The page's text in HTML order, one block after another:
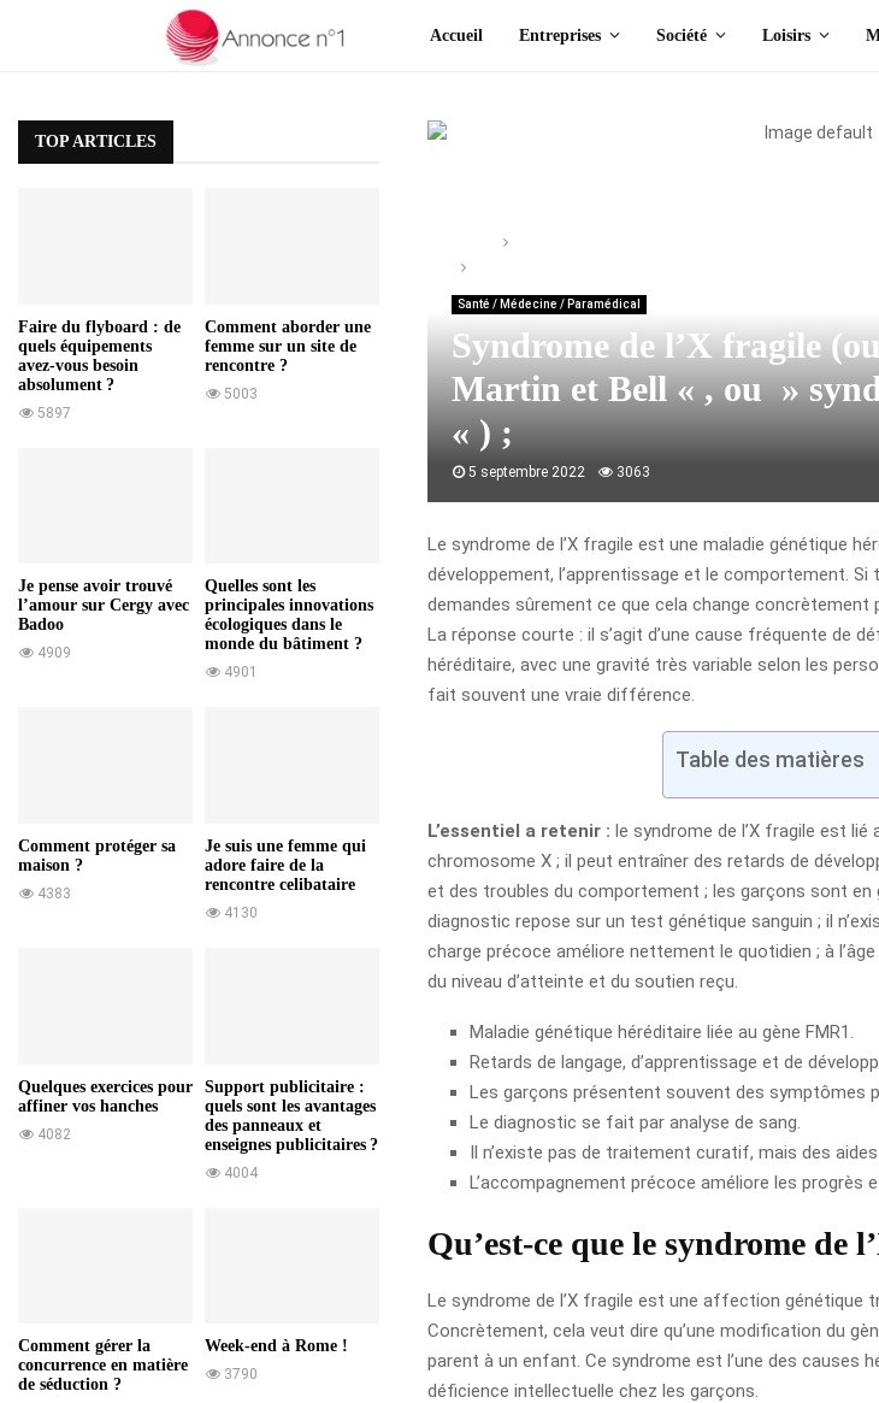
Accueil Entreprises Société Loisirs
Santé / Médecine / Paramédical
Syndrome de l’X fragile
Martin et Bell « , ou »
« ) ;
5 septembre 2022 3063
Le syndrome de l’X fragile est une maladie génétique
développement, l’apprentissage et le comportement.
demandes sûrement ce que cela change concrètement
La réponse courte : il s’agit d’une cause fréquente de
héréditaire, avec une gravité très variable selon les
fait souvent une vraie différence.
Table des matières
L’essentiel a retenir : le syndrome de l’X fragile est lié
chromosome X ; il peut entraîner des retards de
et des troubles du comportement ; les garçons sont en
diagnostic repose sur un test génétique sanguin ; il
charge précoce améliore nettement le quotidien ; à
du niveau d’atteinte et du soutien reçu.
Maladie génétique héréditaire liée au gène FMR1.
Retards de langage, d’apprentissage et de
Les garçons présentent souvent des symptômes
Le diagnostic se fait par analyse de sang.
Il n’existe pas de traitement curatif, mais des
L’accompagnement précoce améliore les progrès
Qu’est-ce que le syndrome de
Le syndrome de l’X fragile est une affection génétique
Concrètement, cela veut dire qu’une modification du
parent à un enfant. Ce syndrome est l’une des causes
déficience intellectuelle chez les garçons.
TOP ARTICLES
Faire du flyboard : de
quels équipements
avez-vous besoin
absolument ?
5897
Comment aborder une
femme sur un site de
rencontre ?
5003
Je pense avoir trouvé
l’amour sur Cergy avec
Badoo
4909
Quelles sont les
principales innovations
écologiques dans le
monde du bâtiment ?
4901
Comment protéger sa
maison ?
4383
Je suis une femme qui
adore faire de la
rencontre celibataire
4130
Quelques exercices pour
affiner vos hanches
4082
Support publicitaire :
quels sont les avantages
des panneaux et
enseignes publicitaires ?
4004
Comment gérer la
concurrence en matière
de séduction ?
Week-end à Rome !
3790